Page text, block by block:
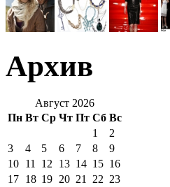
Архив
Август 2026
Пн Вт Ср Чт Пт Сб Вс
1
2
3
4 5 6 7 8
9
10 11 12 13 14 15 16
17 18 19 20 21 22 23